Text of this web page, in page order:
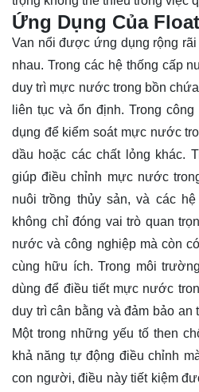
Ứng Dụng Của
Van nổi được ứng dụng rộng
nhau. Trong các hệ thống cấp
duy trì mực nước trong bồn
liên tục và ổn định. Trong
dụng để kiểm soát mực nước
dầu hoặc các chất lỏng khác.
giúp điều chỉnh mực nước
nuôi trồng thủy sản, và các
không chỉ đóng vai trò quan
nước và công nghiệp mà còn
cùng hữu ích. Trong môi
dùng để điều tiết mực nước
duy trì cân bằng và đảm bảo an
Một trong những yếu tố then
khả năng tự động điều chỉnh
con người, điều này tiết kiệm